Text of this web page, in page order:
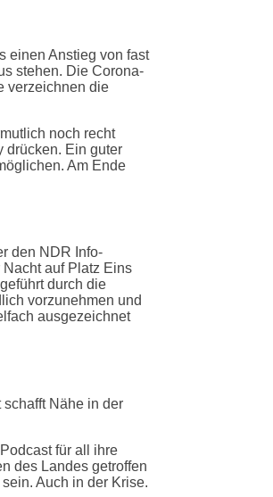
einen Anstieg von fast
stehen. Die Corona-
verzeichnen die
noch recht
drücken. Ein guter
Am Ende
den NDR Info-
auf Platz Eins
durch die
vorzunehmen und
ausgezeichnet
Nähe in der
für all ihre
des Landes getroffen
Auch in der Krise.